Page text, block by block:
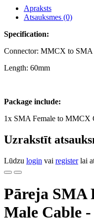
Apraksts
Atsauksmes (0)
Specification:
Connector: MMCX to SMA
Length: 60mm
Package include:
1x SMA Female to MMCX
Uzrakstīt
Lūdzu login vai registerlai
Pāreja SMA
Male Cable